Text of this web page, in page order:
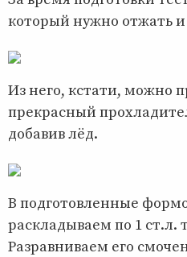
который нужно отжать и
Из него, кстати, можно
прекрасный
добавив лёд.
В подготовленные
раскладываем по 1 ст.л.
Разравниваем его